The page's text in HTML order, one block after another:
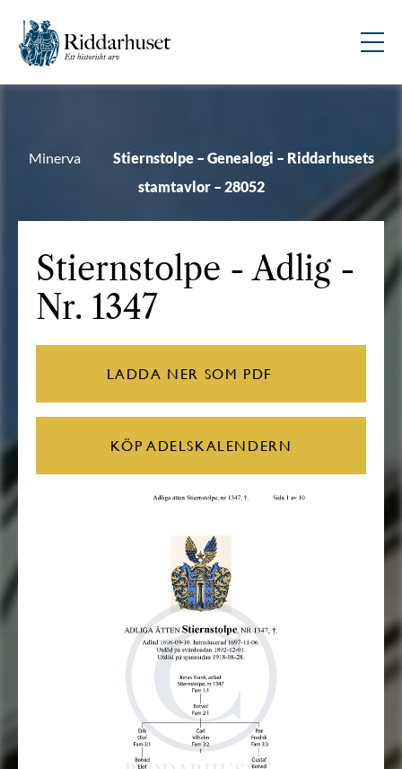
Minerva
Stiernstolpe – Genealogi – Riddarhusets
stamtavlor – 28052
Stiernstolpe - Adlig -
Nr. 1347
LADDA NER SOM PDF
KÖP ADELSKALENDERN